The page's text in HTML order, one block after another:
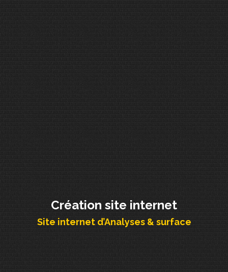
Création site internet
Site internet d’Analyses & surface